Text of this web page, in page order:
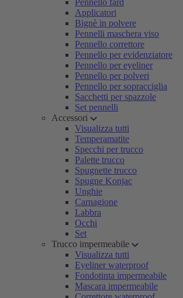
Pennello fard
Applicatori
Bignè in polvere
Pennelli maschera viso
Pennello correttore
Pennello per evidenziatore
Pennello per eyeliner
Pennello per polveri
Pennello per sopracciglia
Sacchetti per spazzole
Set pennelli
Accessori
Visualizza tutti
Temperamatite
Specchi per trucco
Palette trucco
Spugnette trucco
Spugne Konjac
Unghie
Carnagione
Labbra
Occhi
Set
Trucco impermeabile
Visualizza tutti
Eyeliner waterproof
Fondotinta impermeabile
Mascara impermeabile